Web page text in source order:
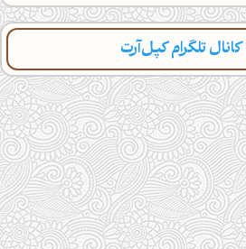
کانال تلگرام کپل‌آرت